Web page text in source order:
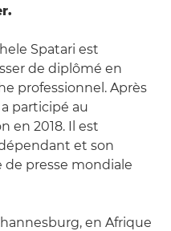
Spatari est
de diplômé en
professionnel. Après
participé au
en 2018. Il est
et son
presse mondiale
en Afrique